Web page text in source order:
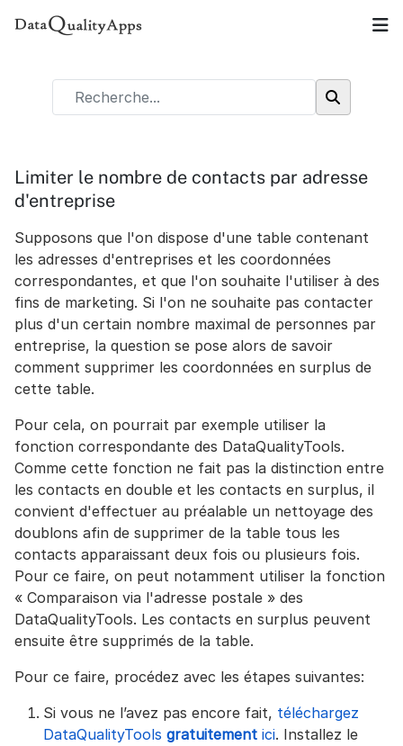
Limiter le nombre de contacts par adresse
d'entreprise
Supposons que l'on dispose d'une table contenant
les adresses d'entreprises et les coordonnées
correspondantes, et que l'on souhaite l'utiliser à des
fins de marketing. Si l'on ne souhaite pas contacter
plus d'un certain nombre maximal de personnes par
entreprise, la question se pose alors de savoir
comment supprimer les coordonnées en surplus de
cette table.
Pour cela, on pourrait par exemple utiliser la
fonction correspondante des DataQualityTools.
Comme cette fonction ne fait pas la distinction entre
les contacts en double et les contacts en surplus, il
convient d'effectuer au préalable un nettoyage des
doublons afin de supprimer de la table tous les
contacts apparaissant deux fois ou plusieurs fois.
Pour ce faire, on peut notamment utiliser la fonction
« Comparaison via l'adresse postale » des
DataQualityTools. Les contacts en surplus peuvent
ensuite être supprimés de la table.
Pour ce faire, procédez avec les étapes suivantes:
Si vous ne l’avez pas encore fait, téléchargez
DataQualityTools gratuitement ici. Installez le